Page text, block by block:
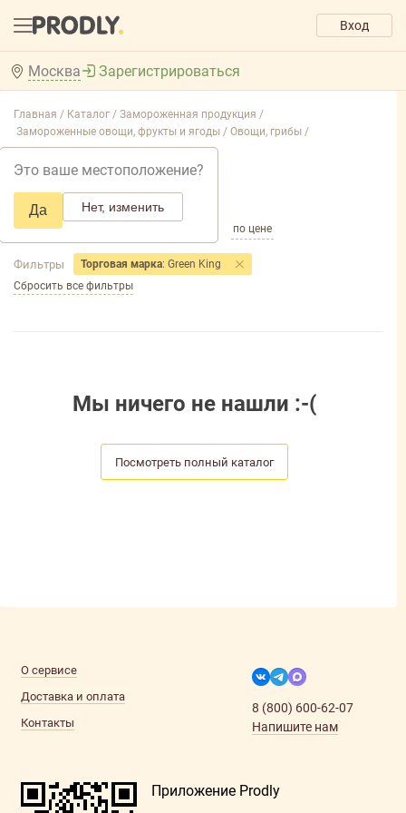
Вход
Москва
Это ваше местоположение?
Да Нет, изменить
Зарегистрироваться
Главная / Каталог / Замороженная продукция /
Замороженные овощи, фрукты и ягоды / Овощи, грибы /
Добавить фильтр товаров
по популярности по цене
Фильтры Торговая марка: Green King
Сбросить все фильтры
Мы ничего не нашли :-(
Посмотреть полный каталог
О сервисе
Доставка и оплата
Контакты
8 (800) 600-62-07
Напишите нам
Приложение Prodly